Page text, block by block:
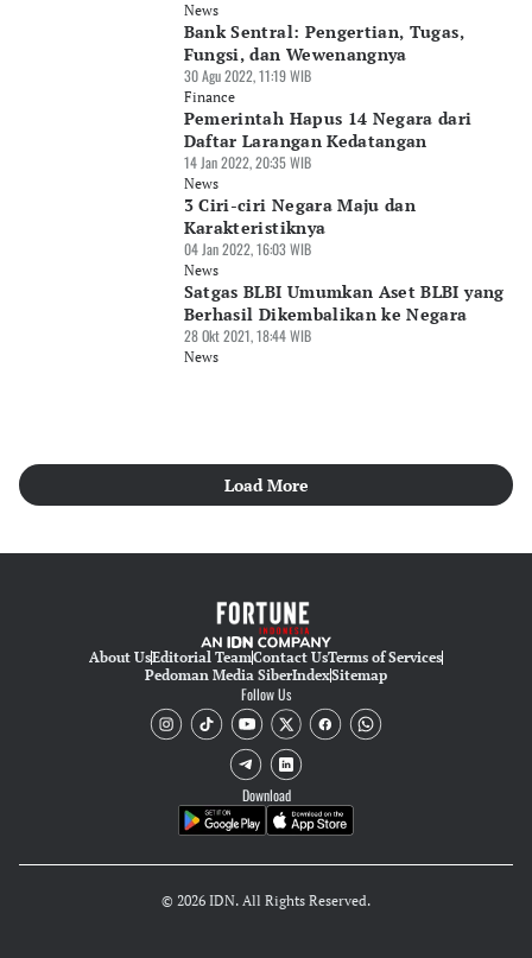
News
Bank Sentral: Pengertian, Tugas,
Fungsi, dan Wewenangnya
30 Agu 2022, 11:19 WIB
Finance
Pemerintah Hapus 14 Negara dari
Daftar Larangan Kedatangan
14 Jan 2022, 20:35 WIB
News
3 Ciri-ciri Negara Maju dan
Karakteristiknya
04 Jan 2022, 16:03 WIB
News
Satgas BLBI Umumkan Aset BLBI yang
Berhasil Dikembalikan ke Negara
28 Okt 2021, 18:44 WIB
News
Load More
About UsEditorial TeamContact UsTerms of Services
Pedoman Media SiberIndexSitemap
Follow Us
Download
© 2026 IDN. All Rights Reserved.